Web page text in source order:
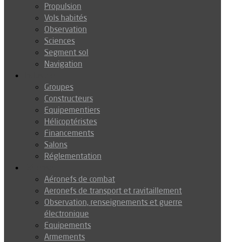
Propulsion
Vols habités
Observation
Sciences
Segment sol
Navigation
Groupes
Constructeurs
Equipementiers
Hélicoptéristes
Financements
Salons
Réglementation
Aéronefs de combat
Aeronefs de transport et ravitaillement
Observation, renseignements et guerre
électronique
Equipements
Armements